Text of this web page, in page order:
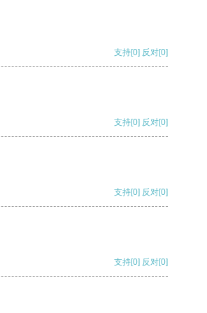
支持[0] 反对[0]
支持[0] 反对[0]
支持[0] 反对[0]
支持[0] 反对[0]